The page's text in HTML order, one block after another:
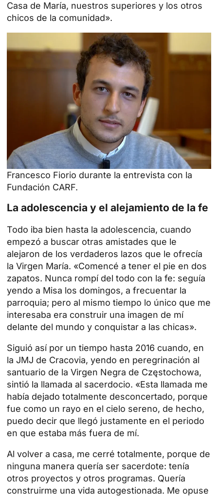
Casa de María, nuestros superiores y los otros
chicos de la comunidad».
Francesco Fiorio durante la entrevista con la
Fundación CARF.
La adolescencia y el alejamiento de la fe
Todo iba bien hasta la adolescencia, cuando
empezó a buscar otras amistades que le
alejaron de los verdaderos lazos que le ofrecía
la Virgen María. «Comencé a tener el pie en dos
zapatos. Nunca rompí del todo con la fe: seguía
yendo a Misa los domingos, a frecuentar la
parroquia; pero al mismo tiempo lo único que me
interesaba era construir una imagen de mí
delante del mundo y conquistar a las chicas».
Siguió así por un tiempo hasta 2016 cuando, en
la JMJ de Cracovia, yendo en peregrinación al
santuario de la Virgen Negra de Częstochowa,
sintió la llamada al sacerdocio. «Esta llamada me
había dejado totalmente desconcertado, porque
fue como un rayo en el cielo sereno, de hecho,
puedo decir que llegó justamente en el periodo
en que estaba más fuera de mí.
Al volver a casa, me cerré totalmente, porque de
ninguna manera quería ser sacerdote: tenía
otros proyectos y otros programas. Quería
construirme una vida autogestionada. Me opuse